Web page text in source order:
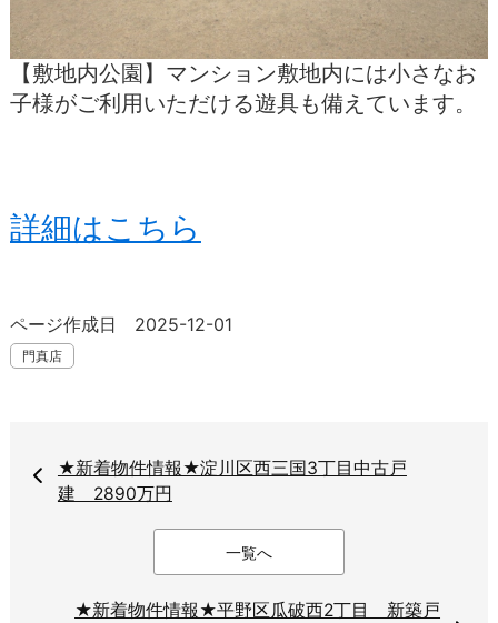
【敷地内公園】マンション敷地内には小さなお
子様がご利用いただける遊具も備えています。
詳細はこちら
ページ作成日 2025-12-01
門真店
★新着物件情報★淀川区西三国3丁目中古戸
建 2890万円
一覧へ
★新着物件情報★平野区瓜破西2丁目 新築戸